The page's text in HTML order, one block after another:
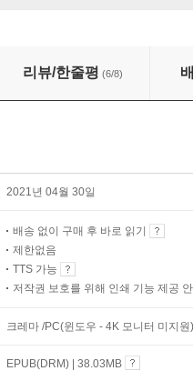
리뷰/한줄평 (6/8)
2021년 04월 30일
배송 없이 구매 후 바로 읽기
제한없음
TTS 가능
저작권 보호를 위해 인쇄 기능 제공
크레마 /PC(윈도우 - 4K 모니터 미지
EPUB(DRM) | 38.03MB